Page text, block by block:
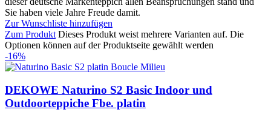
Sie haben viele Jahre Freude damit.
Zur Wunschliste hinzufügen
Zum Produkt Dieses Produkt weist mehrere Varianten auf. Die
Optionen können auf der Produktseite gewählt werden
-16%
DEKOWE Naturino S2 Basic Indoor und
Outdoorteppiche Fbe. platin